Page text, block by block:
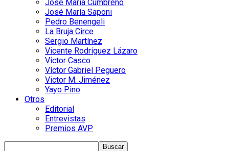
José María Cumbreño
José María Saponi
Pedro Benengeli
La Bruja Circe
Sergio Martínez
Vicente Rodríguez Lázaro
Victor Casco
Víctor Gabriel Peguero
Victor M. Jiménez
Yayo Pino
Otros
Editorial
Entrevistas
Premios AVP